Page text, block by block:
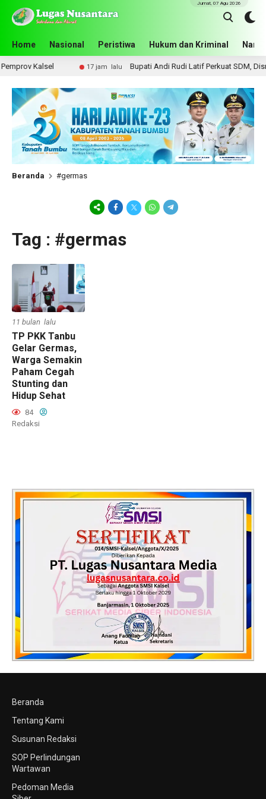
Home Nasional Peristiwa Hukum dan Kriminal
Jumat, 07 Agu 2026
Kalsel 17 jam lalu Bupati Andi Rudi Latif Perkuat SDM,
Beranda #germas
Tag : #germas
11 bulan lalu
TP PKK Tanbu
Gelar Germas,
Warga Semakin
Paham Cegah
Stunting dan
Hidup Sehat
84
Redaksi
Beranda
Tentang Kami
Susunan Redaksi
SOP Perlindungan
Wartawan
Pedoman Media